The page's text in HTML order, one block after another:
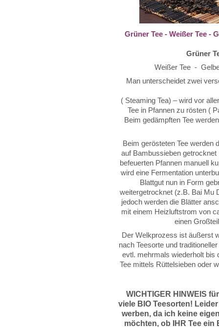
Grüner Tee - Weißer Tee -
Grüner
Weißer Tee -
Man unterscheidet zwei
( Steaming Tea) – wird vor
Tee in Pfannen zu rösten (
Beim gedämpften Tee
Beim gerösteten Tee werden
auf Bambussieben
befeuerten Pfannen manuell
wird eine Fermentation
Blattgut nun in Form
weitergetrocknet (z.B. Bai Mu
jedoch werden die Blätter
mit einem Heizluftstrom von
einen
Der Welkprozess ist äußerst
nach Teesorte und
evtl. mehrmals wiederholt bis
Tee mittels Rüttelsieben oder
WICHTIGER HINWEIS
viele BIO Teesorten!
werben, daich keine
möchten, ob IHR Tee ein